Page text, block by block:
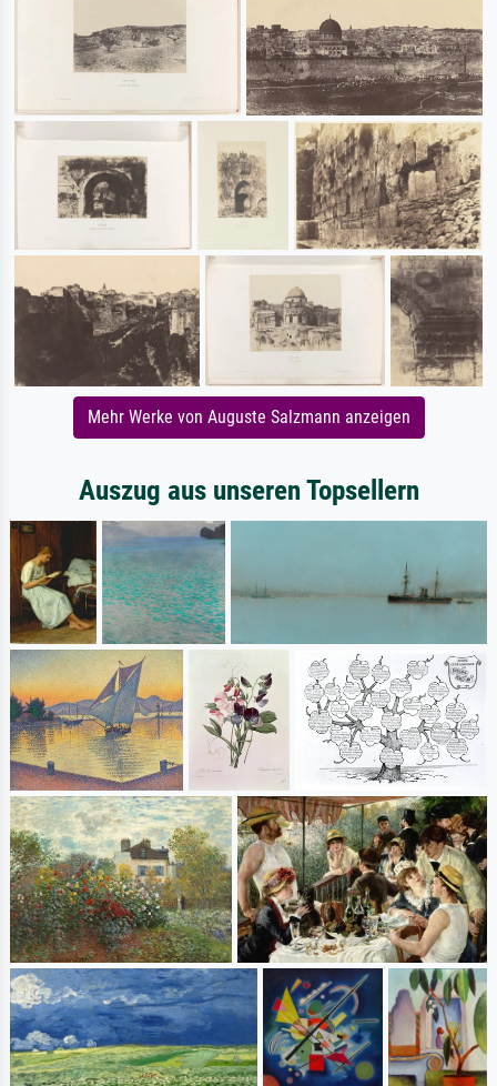
Mehr Werke von Auguste Salzmann anzeigen
Auszug aus unseren Topsellern